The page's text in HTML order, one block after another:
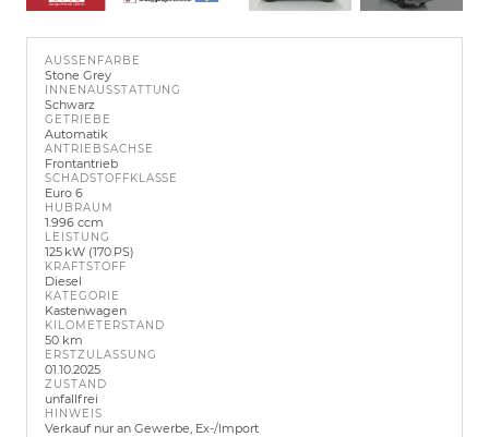
AUSSENFARBE
Stone Grey
INNENAUSSTATTUNG
Schwarz
GETRIEBE
Automatik
ANTRIEBSACHSE
Frontantrieb
SCHADSTOFFKLASSE
Euro 6
HUBRAUM
1.996 ccm
LEISTUNG
125 kW (170 PS)
KRAFTSTOFF
Diesel
KATEGORIE
Kastenwagen
KILOMETERSTAND
50 km
ERSTZULASSUNG
01.10.2025
ZUSTAND
unfallfrei
HINWEIS
Verkauf nur an Gewerbe, Ex-/Import